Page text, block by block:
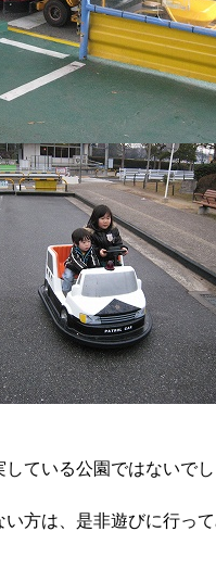
ている公園ではないでし
い方は、是非遊びに行っ